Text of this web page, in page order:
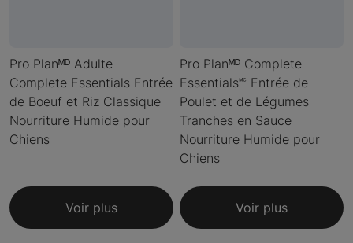
Pro Planᴹᴰ Adulte
Complete Essentials Entrée
de Boeuf et Riz Classique
Nourriture Humide pour
Chiens
Voir plus
Pro Planᴹᴰ Complete
Essentials🅪 Entrée de
Poulet et de Légumes
Tranches en Sauce
Nourriture Humide pour
Chiens
Voir plus